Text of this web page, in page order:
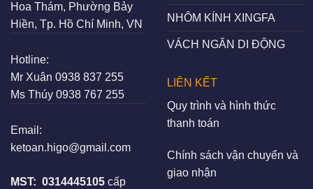
Hoa Thám, Phường Bảy
Hiền, Tp. Hồ Chí Minh, VN
Hotline:
Mr Xuân 0938 837 255
Ms Thúy 0938 767 255
Email:
ketoan.higo@gmail.com
MST: 0314445105 cấp
NHÔM KÍNH XINGFA
VÁCH NGĂN DI ĐỘNG
LIÊN KẾT
Quy trình và hình thức
thanh toán
Chính sách vận chuyển và
giao nhận